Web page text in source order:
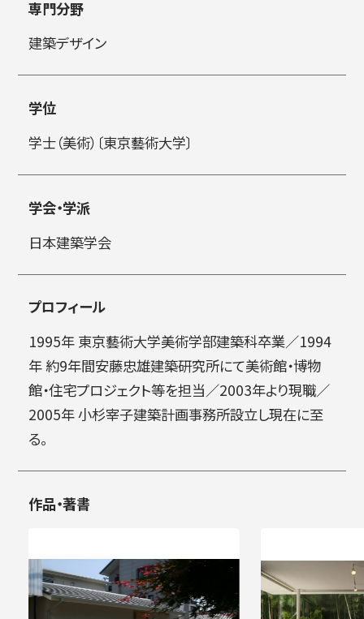
通信教育部
藝術学舎
専門分野
建築デザイン
学位
学士（美術）〔東京藝術大学〕
学会・学派
日本建築学会
プロフィール
1995年 東京藝術大学美術学部建築科卒業／1994
年 約9年間安藤忠雄建築研究所にて美術館・博物
館・住宅プロジェクト等を担当／2003年より現職／
2005年 小杉宰子建築計画事務所設立し現在に至
る。
作品・著書